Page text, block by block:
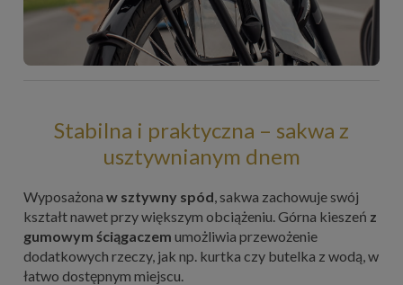
Stabilna i praktyczna – sakwa z
usztywnianym dnem
Wyposażona w sztywny spód, sakwa zachowuje swój
kształt nawet przy większym obciążeniu. Górna kieszeń z
gumowym ściągaczem umożliwia przewożenie
dodatkowych rzeczy, jak np. kurtka czy butelka z wodą, w
łatwo dostępnym miejscu.